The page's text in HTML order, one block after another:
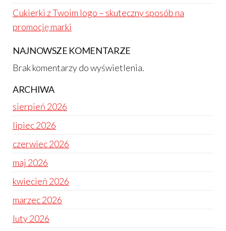
Cukierki z Twoim logo – skuteczny sposób na
promocję marki
NAJNOWSZE KOMENTARZE
Brak komentarzy do wyświetlenia.
ARCHIWA
sierpień 2026
lipiec 2026
czerwiec 2026
maj 2026
kwiecień 2026
marzec 2026
luty 2026